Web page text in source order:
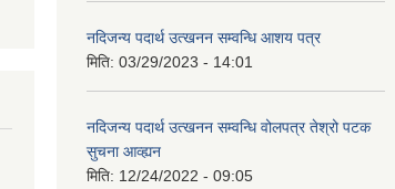
नदिजन्य पदार्थ उत्खनन सम्वन्धि आशय पत्र
मिति: 03/29/2023 - 14:01
नदिजन्य पदार्थ उत्खनन सम्वन्धि वोलपत्र तेश्रो पटक
सुचना आव्ह्यन
मिति: 12/24/2022 - 09:05